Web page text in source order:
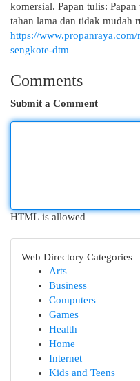
komersial. Papan tulis:
tahan lama dan tidak mudah
https://
sengkote-dtm
Comments
Submit a Comment
HTML is allowed
Web Directory Categories
Arts
Business
Computers
Games
Health
Home
Internet
Kids and Teens